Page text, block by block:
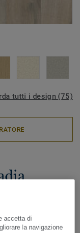
tutti i design (75)
rotoli ideale in
supporto
accetta di
la navigazione